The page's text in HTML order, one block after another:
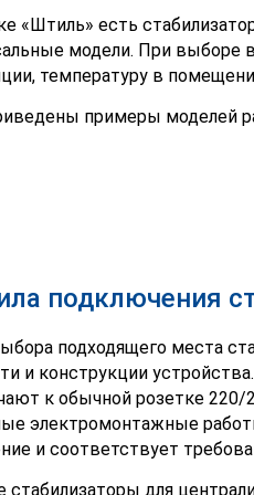
«Штиль» есть
модели. При выборе
температуру в
примеры моделей
подключения
подходящего места
и конструкции
к обычной розетке 220/
электромонтажные
и соответствует
для